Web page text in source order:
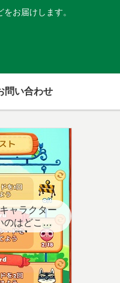
お届けします。
問い合わせ
ャラクター
のはどこ？
ト用】